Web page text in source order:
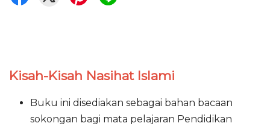
Kisah-Kisah Nasihat Islami
Buku ini disediakan sebagai bahan bacaan
sokongan bagi mata pelajaran Pendidikan